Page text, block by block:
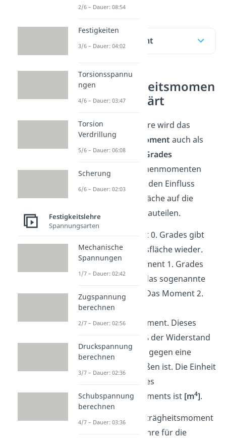
Inhaltsübersicht
Flächenträgheitsmomen
t einfach erklärt
In der Festigkeitslehre wird das
Flächenträgheitsmoment auch als
Flächenmoment 2. Grades
bezeichnet. Bei Flächenmomenten
geht es generell um den Einfluss
einer Querschnittsfläche auf die
Eigenschaften von Bauteilen.
Das Flächenmoment 0. Grades gibt
nur die Querschnittsfläche wieder.
Bei dem Flächenmoment 1. Grades
handelt es sich um das sogenannte
statische Moment
. Das Moment 2.
Grades ist das
Flächenträgheitsmoment. Dieses
beschreibt, wie groß der Widerstand
eines Querschnittes gegen eine
Verformung von außen ist. Die Einheit
der Berechnung eines
Flächenträgheitsmoments ist [m4].
So wird das Flächenträgheitsmoment
I in der Festigkeitslehre für die
2/6 – Dauer: 08:54
Festigkeiten
3/6 – Dauer: 04:02
Torsionsspannu
ngen
4/6 – Dauer: 03:47
Torsion
Verdrillung
5/6 – Dauer: 06:08
Scherung
6/6 – Dauer: 02:03
Festigkeitslehre
Spannungsarten
Mechanische
Spannungen
1/7 – Dauer: 02:42
Zugspannung
berechnen
2/7 – Dauer: 02:56
Druckspannung
berechnen
3/7 – Dauer: 02:36
Schubspannung
berechnen
4/7 – Dauer: 03:36